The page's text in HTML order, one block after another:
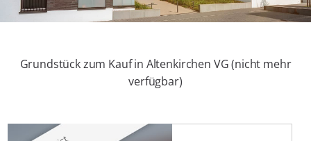
Grundstück zum Kauf in Altenkirchen VG (nicht mehr
verfügbar)